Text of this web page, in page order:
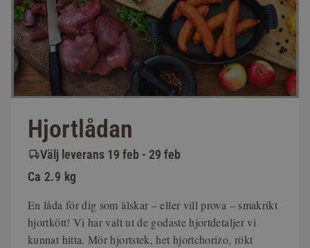
Hjortlådan
Välj leverans 19 feb - 29 feb
Ca 2.9 kg
En låda för dig som älskar – eller vill prova – smakrikt
hjortkött! Vi har valt ut de godaste hjortdetaljer vi
kunnat hitta. Mör hjortstek, het hjortchorizo, rökt